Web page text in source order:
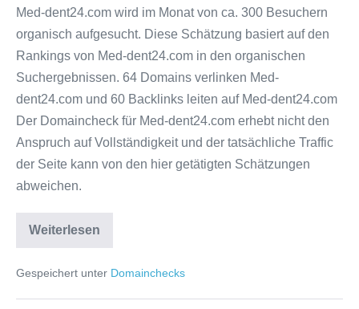
dent24.com
Med-dent24.com wird im Monat von ca. 300 Besuchern
organisch aufgesucht. Diese Schätzung basiert auf den
Rankings von Med-dent24.com in den organischen
Suchergebnissen. 64 Domains verlinken Med-
dent24.com und 60 Backlinks leiten auf Med-dent24.com
Der Domaincheck für Med-dent24.com erhebt nicht den
Anspruch auf Vollständigkeit und der tatsächliche Traffic
der Seite kann von den hier getätigten Schätzungen
abweichen.
Weiterlesen
Gespeichert unter Domainchecks